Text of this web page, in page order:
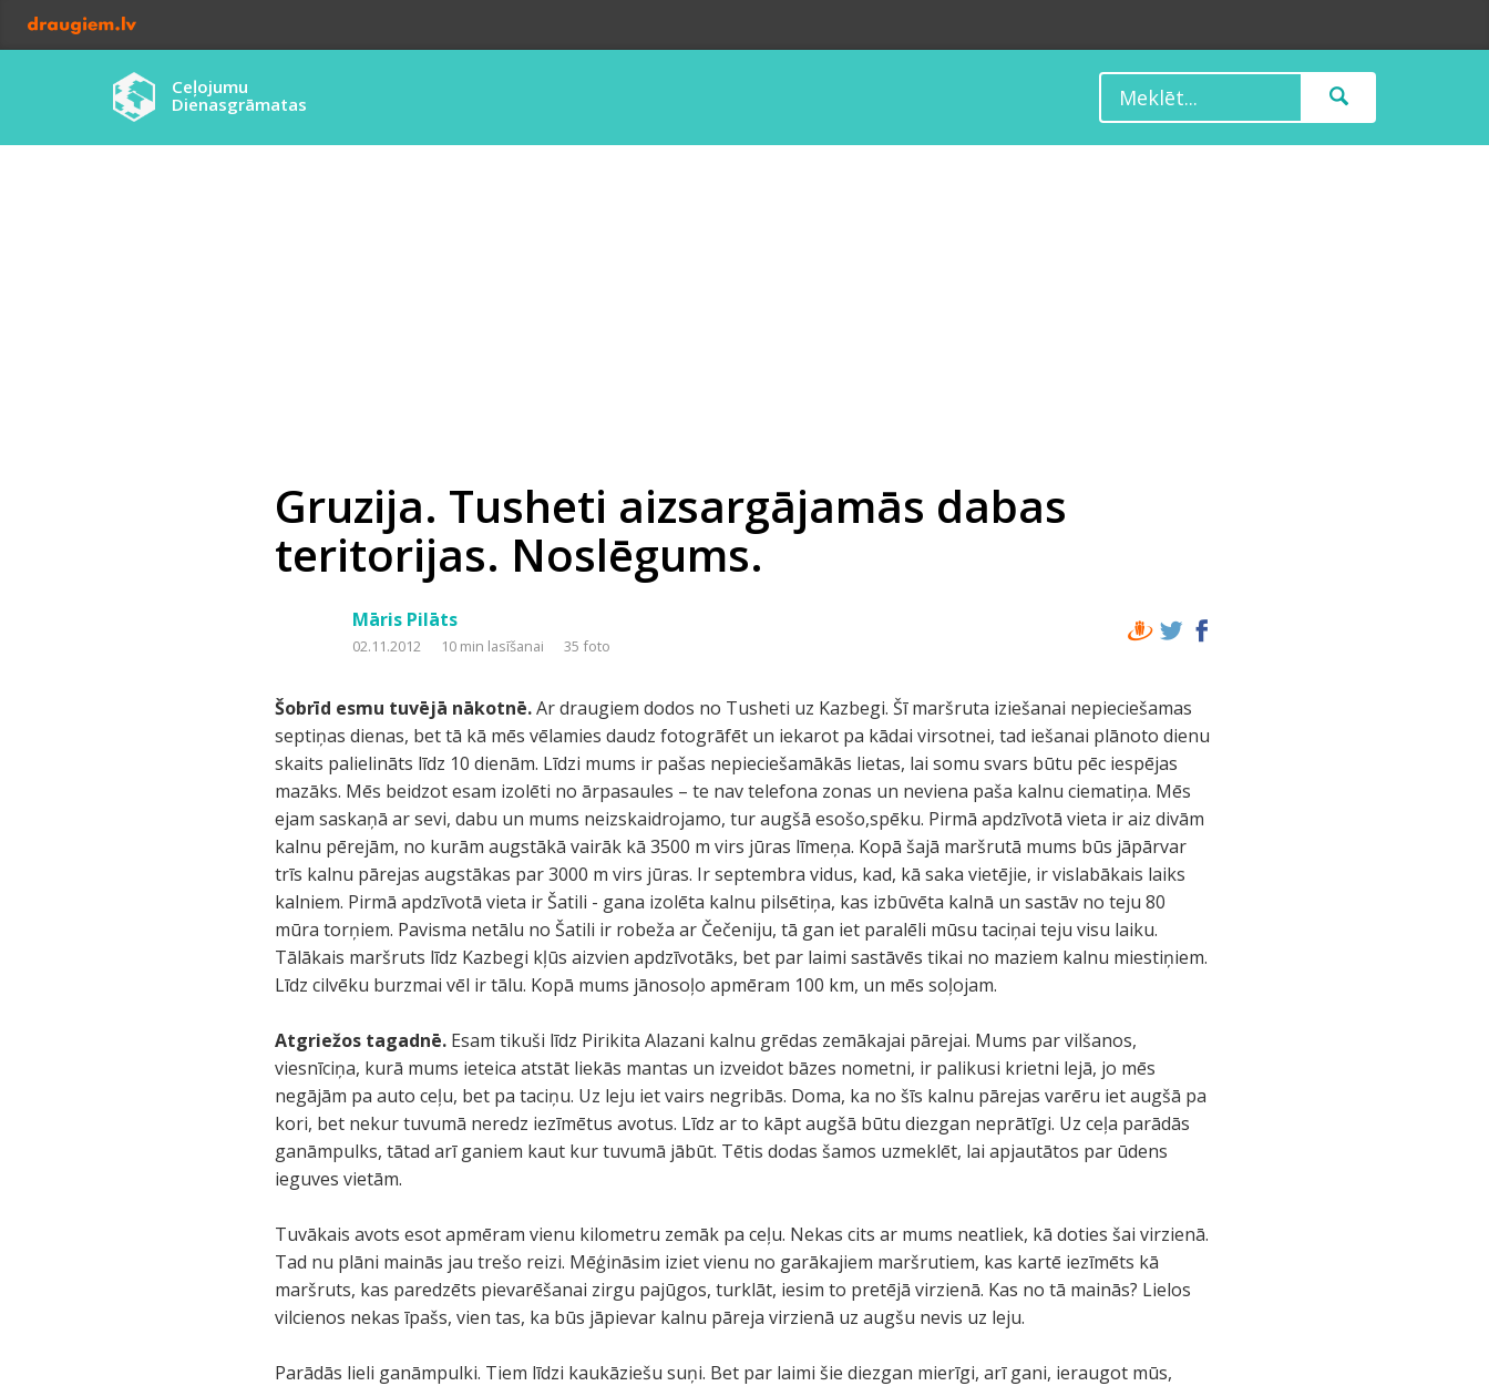
Ceļojumu
Dienasgrāmatas
Gruzija. Tusheti aizsargājamās dabas
teritorijas. Noslēgums.
Māris Pilāts
02.11.2012 10 min lasīšanai 35 foto
Šobrīd esmu tuvējā nākotnē.Ar draugiem dodos no Tusheti uz Kazbegi. Šī maršruta iziešanai nepieciešamas
septiņas dienas, bet tā kā mēs vēlamies daudz fotogrāfēt un iekarot pa kādai virsotnei, tad iešanai plānoto dienu
skaits palielināts līdz 10 dienām. Līdzi mums ir pašas nepieciešamākās lietas, lai somu svars būtu pēc iespējas
mazāks. Mēs beidzot esam izolēti no ārpasaules – te nav telefona zonas un neviena paša kalnu ciematiņa. Mēs
ejam saskaņā ar sevi, dabu un mums neizskaidrojamo, tur augšā esošo,spēku. Pirmā apdzīvotā vieta ir aiz divām
kalnu pērejām, no kurām augstākā vairāk kā 3500 m virs jūras līmeņa. Kopā šajā maršrutā mums būs jāpārvar
trīs kalnu pārejas augstākas par 3000 m virs jūras. Ir septembra vidus, kad, kā saka vietējie, ir vislabākais laiks
kalniem. Pirmā apdzīvotā vieta ir Šatili - gana izolēta kalnu pilsētiņa, kas izbūvēta kalnā un sastāv no teju 80
mūra torņiem. Pavisma netālu no Šatili ir robeža ar Čečeniju, tā gan iet paralēli mūsu taciņai teju visu laiku.
Tālākais maršruts līdz Kazbegi kļūs aizvien apdzīvotāks, bet par laimi sastāvēs tikai no maziem kalnu miestiņiem.
Līdz cilvēku burzmai vēl ir tālu. Kopā mums jānosoļo apmēram 100 km, un mēs soļojam.
Atgriežos tagadnē. Esam tikuši līdz Pirikita Alazani kalnu grēdas zemākajai pārejai. Mums par vilšanos,
viesnīciņa, kurā mums ieteica atstāt liekās mantas un izveidot bāzes nometni, ir palikusi krietni lejā, jo mēs
negājām pa auto ceļu, bet pa taciņu. Uz leju iet vairs negribās. Doma, ka no šīs kalnu pārejas varēru iet augšā pa
kori, bet nekur tuvumā neredz iezīmētus avotus. Līdz ar to kāpt augšā būtu diezgan neprātīgi. Uz ceļa parādās
ganāmpulks, tātad arī ganiem kaut kur tuvumā jābūt. Tētis dodas šamos uzmeklēt, lai apjautātos par ūdens
ieguves vietām.
Tuvākais avots esot apmēram vienu kilometru zemāk pa ceļu. Nekas cits ar mums neatliek, kā doties šai virzienā.
Tad nu plāni mainās jau trešo reizi. Mēģināsim iziet vienu no garākajiem maršrutiem, kas kartē iezīmēts kā
maršruts, kas paredzēts pievarēšanai zirgu pajūgos, turklāt, iesim to pretējā virzienā. Kas no tā mainās? Lielos
vilcienos nekas īpašs, vien tas, ka būs jāpievar kalnu pāreja virzienā uz augšu nevis uz leju.
Parādās lieli ganāmpulki. Tiem līdzi kaukāziešu suņi. Bet par laimi šie diezgan mierīgi, arī gani, ieraugot mūs,